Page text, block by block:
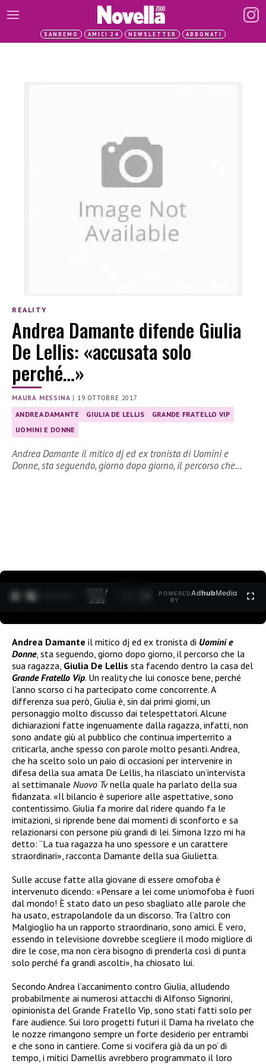
SANREMO AMICI 24 NEWSLETTER ABBONATI
REALITY
Andrea Damante difende Giulia
De Lellis: «accusata solo
perché…»
MAURA MESSINA | 19 OTTOBRE 2017
ANDREA DAMANTE GIULIA DE LELLIS
GRANDE FRATELLO VIP
UOMINI E DONNE
Andrea Damante il mitico dj ed ex tronista di Uomini e
Donne, sta seguendo, giorno dopo giorno, il percorso che…
0:27 /
3:35
POWERED
BY
AdhubMedia
Andrea Damante il mitico dj ed ex tronista di Uomini e
Donne, sta seguendo, giorno dopo giorno, il percorso che la
sua ragazza, Giulia De Lellis sta facendo dentro la casa del
Grande Fratello Vip. Un reality che lui conosce bene, perché
l’anno scorso ci ha partecipato come concorrente. A
differenza sua però, Giulia è, sin dai primi giorni, un
personaggio molto discusso dai telespettatori. Alcune
dichiarazioni fatte ingenuamente dalla ragazza, infatti, non
sono andate giù al pubblico che continua imperterrito a
criticarla, anche spesso con parole molto pesanti. Andrea,
che ha scelto solo un paio di occasioni per intervenire in
difesa della sua amata De Lellis, ha rilasciato un’intervista
al settimanale Nuovo Tvnella quale ha parlato della sua
fidanzata. «Il bilancio è superiore alle aspettative, sono
contentissimo. Giulia fa morire dal ridere quando fa le
imitazioni, si riprende bene dai momenti di sconforto e sa
relazionarsi con persone più grandi di lei. Simona Izzo mi ha
detto: “La tua ragazza ha uno spessore e un carattere
straordinari», racconta Damante della sua Giulietta.
Sulle accuse fatte alla giovane di essere omofoba è
intervenuto dicendo: «Pensare a lei come un’omofoba è fuori
dal mondo! È stato dato un peso sbagliato alle parole che
ha usato, estrapolandole da un discorso. Tra l’altro con
Malgioglio ha un rapporto straordinario, sono amici. È vero,
essendo in televisione dovrebbe scegliere il modo migliore di
dire le cose, ma non c’era bisogno di prenderla così di punta
solo perché fa grandi ascolti», ha chiosato lui.
Secondo Andrea l’accanimento contro Giulia, alludendo
probabilmente ai numerosi attacchi di Alfonso Signorini,
opinionista del Grande Fratello Vip, sono stati fatti solo per
fare audience. Sui loro progetti futuri il Dama ha rivelato che
le nozze rimangono sempre un forte desiderio per entrambi
e che sono in cantiere. Come si vocifera già da un po’ di
tempo, i mitici Damellis avrebbero programmato il loro